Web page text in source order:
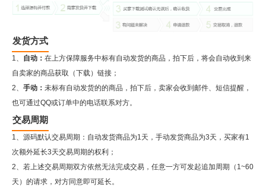
发货方式
1、 自动： 在上方保障服务中标有自动发货的商品，拍下后，将会自动收到来
自卖家的商品获取（下载）链接；
2、 手动： 未标有自动发货的的商品，拍下后，卖家会收到邮件、短信提醒，
也可通过QQ或订单中的电话联系对方。
交易周期
1、源码默认交易周期：自动发货商品为1天，手动发货商品为3天，买家有1
次额外延长3天交易周期的权利；
2、若上述交易周期双方依然无法完成交易，任意一方可发起追加周期（1~60
天）的请求，对方同意即可延长。